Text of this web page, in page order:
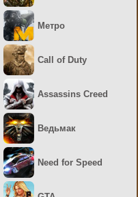
Метро
Call of Duty
Assassins Creed
Ведьмак
Need for Speed